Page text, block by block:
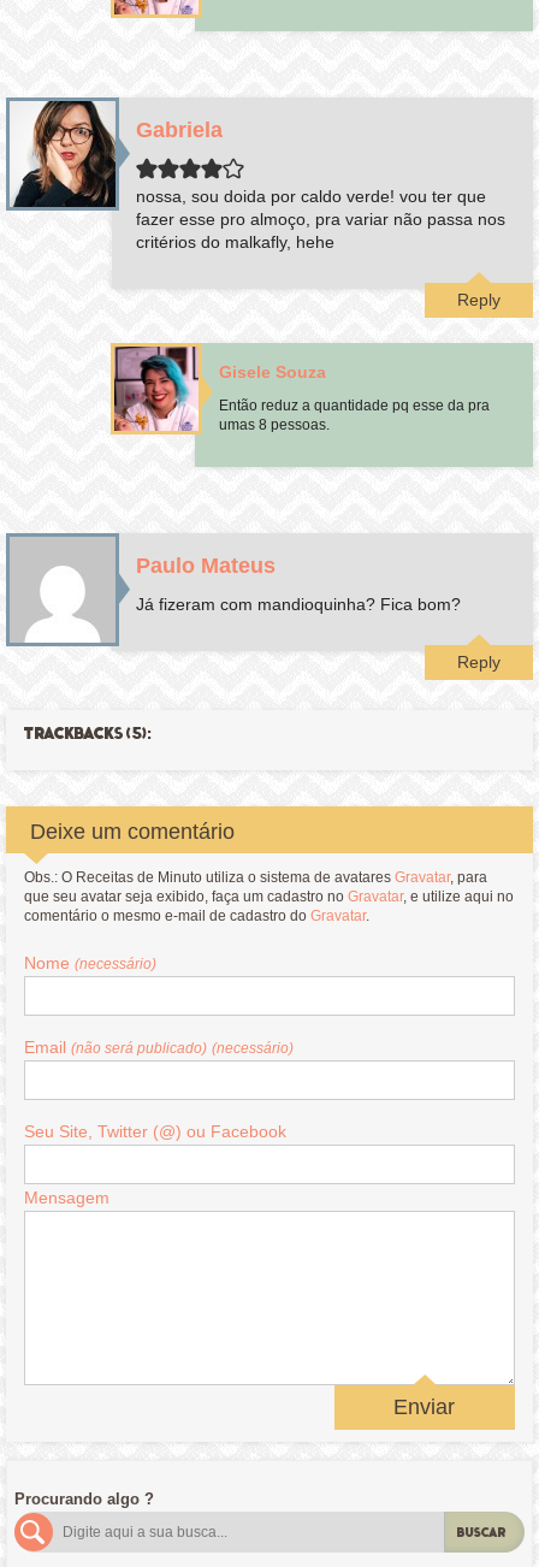
Gabriela
nossa, sou doida por caldo verde! vou ter que
fazer esse pro almoço, pra variar não passa nos
critérios do malkafly, hehe
Reply
Gisele Souza
Então reduz a quantidade pq esse da pra
umas 8 pessoas.
Paulo Mateus
Já fizeram com mandioquinha? Fica bom?
Reply
TRACKBACKS (5):
Deixe um comentário
Obs.: O Receitas de Minuto utiliza o sistema de avataresGravatar, para
que seu avatar seja exibido, faça um cadastro noGravatar, e utilize aqui no
comentário o mesmo e-mail de cadastro doGravatar.
Nome(necessário)
Email(não será publicado) (necessário)
Seu Site, Twitter (@) ou Facebook
Mensagem
Enviar
Procurando algo ?
BUSCAR